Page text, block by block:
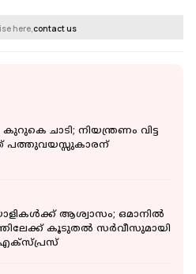
here,contact us
ചാടി; നിയന്ത്രണം വിട്ട
പത്തുവയസ്സുകാരന്
ആശ്വാസം; ഒമാനിൽ
കൂടുതൽ സർവീസുമായി
എക്സ്പ്രസ്